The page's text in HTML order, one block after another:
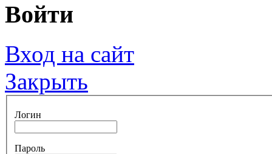
Войти
Вход на сайт
Закрыть
Логин
Пароль